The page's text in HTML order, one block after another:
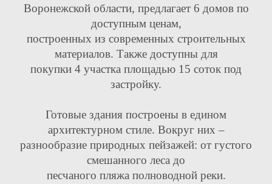
Воронежской области, предлагает 6 домов по
доступным ценам,
построенных из современных строительных
материалов. Также доступны для
покупки 4 участка площадью 15 соток под
застройку.
Готовые здания построены в едином
архитектурном стиле. Вокруг них –
разнообразие природных пейзажей: от густого
смешанного леса до
песчаного пляжа полноводной реки.